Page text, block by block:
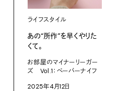
ライフスタイル
あの“所作”を早くやりた
くて。
お部屋のマイナーリーガー
ズ Vol.1：ペーパーナイフ
2025年4月12日